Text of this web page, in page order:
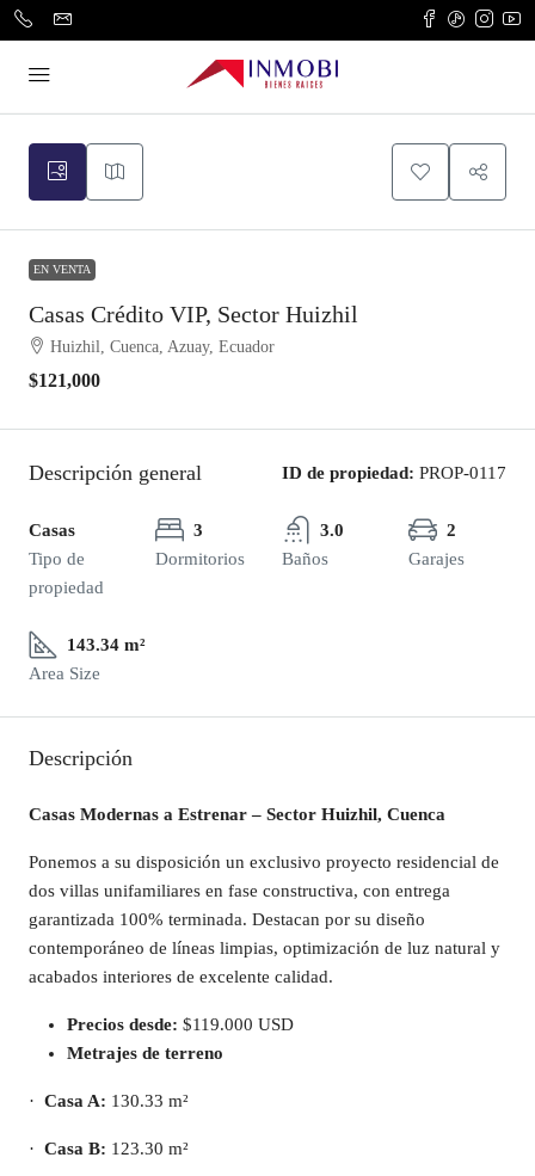
EN VENTA
Casas Crédito VIP, Sector Huizhil
Huizhil, Cuenca, Azuay, Ecuador
$121,000
Descripción general ID de propiedad: PROP-0117
Casas
Tipo de
propiedad
3
Dormitorios
3.0
Baños
2
Garajes
143.34 m²
Area Size
Descripción
Casas Modernas a Estrenar – Sector Huizhil, Cuenca
Ponemos a su disposición un exclusivo proyecto residencial de
dos villas unifamiliares en fase constructiva, con entrega
garantizada 100% terminada. Destacan por su diseño
contemporáneo de líneas limpias, optimización de luz natural y
acabados interiores de excelente calidad.
Precios desde: $119.000 USD
Metrajes de terreno
· Casa A: 130.33 m²
· Casa B: 123.30 m²